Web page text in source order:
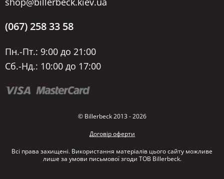
(067) 258 33 58
Пн.-Пт.: 9:00 до 21:00
Сб.-Нд.: 10:00 до 17:00
© Billerbeck 2013 - 2026
Договір оферти
Всі права захищені. Використання матеріалів цього сайту можливе
лише за умови письмової згоди ТОВ Billerbeck.